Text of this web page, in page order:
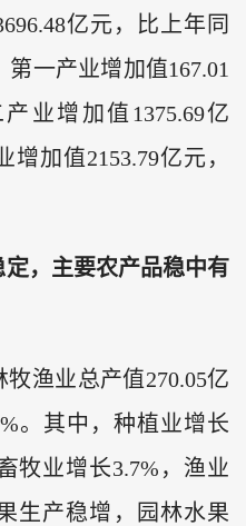
亿元，比上年同
一产业增加值167.01
业增加值1375.69亿
加值2153.79亿元，
，主要农产品稳中有
渔业总产值270.05亿
。其中，种植业增长
牧业增长3.7%，渔业
生产稳增，园林水果